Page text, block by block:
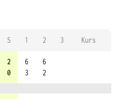
S 1 2 3 Kurs
2
0
6
3
6
2